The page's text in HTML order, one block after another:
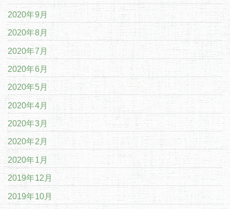
2020年9月
2020年8月
2020年7月
2020年6月
2020年5月
2020年4月
2020年3月
2020年2月
2020年1月
2019年12月
2019年10月